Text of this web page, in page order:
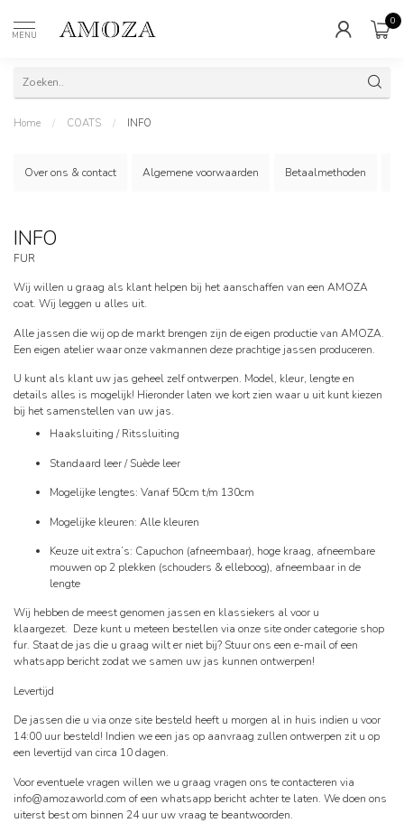
MENU
0
Home / COATS / INFO
Over ons & contact Algemene voorwaarden Betaalmethoden
INFO
FUR
Wij willen u graag als klant helpen bij het aanschaffen van een AMOZA
coat. Wij leggen u alles uit.
Alle jassen die wij op de markt brengen zijn de eigen productie van AMOZA.
Een eigen atelier waar onze vakmannen deze prachtige jassen produceren.
U kunt als klant uw jas geheel zelf ontwerpen. Model, kleur, lengte en
details alles is mogelijk! Hieronder laten we kort zien waar u uit kunt kiezen
bij het samenstellen van uw jas.
Haaksluiting / Ritssluiting
Standaard leer / Suède leer
Mogelijke lengtes: Vanaf 50cm t/m 130cm
Mogelijke kleuren: Alle kleuren
Keuze uit extra’s: Capuchon (afneembaar), hoge kraag, afneembare
mouwen op 2 plekken (schouders & elleboog), afneembaar in de
lengte
Wij hebben de meest genomen jassen en klassiekers al voor u
klaargezet. Deze kunt u meteen bestellen via onze site onder categorie shop
fur. Staat de jas die u graag wilt er niet bij? Stuur ons een e-mail of een
whatsapp bericht zodat we samen uw jas kunnen ontwerpen!
Levertijd
De jassen die u via onze site besteld heeft u morgen al in huis indien u voor
14:00 uur besteld! Indien we een jas op aanvraag zullen ontwerpen zit u op
een levertijd van circa 10 dagen.
Voor eventuele vragen willen we u graag vragen ons te contacteren via
info@amozaworld.com of een whatsapp bericht achter te laten. We doen ons
uiterst best om binnen 24 uur uw vraag te beantwoorden.